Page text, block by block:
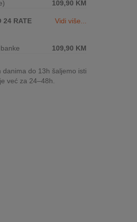
109,90 KM
24 RATE
Vidi više...
109,90 KM
do 13h šaljemo isti
već za 24–48h.